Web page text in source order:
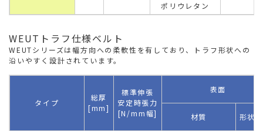
ポリウレタン
WEUTトラフ仕様ベルト
WEUTシリーズは幅方向への柔軟性を有しており、トラフ形状への
沿いやすく設計されています。
タイプ
総厚
[mm]
標準伸張
安定時張力
[N/mm幅]
表面
材質 形状